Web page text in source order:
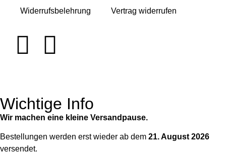
Widerrufsbelehrung Vertrag widerrufen
Wichtige Info
Wir machen eine kleine Versandpause.
Bestellungen werden erst wieder ab dem 21. August 2026
versendet.